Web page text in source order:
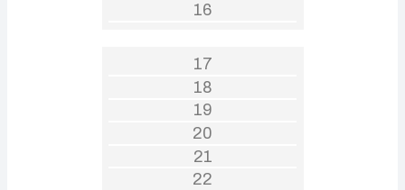
16
17
18
19
20
21
22